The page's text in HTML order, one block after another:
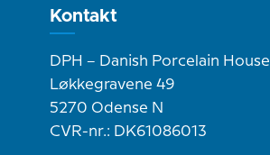
Kontakt
DPH – Danish Porcelain House
Løkkegravene 49
5270 Odense N
CVR-nr.: DK61086013